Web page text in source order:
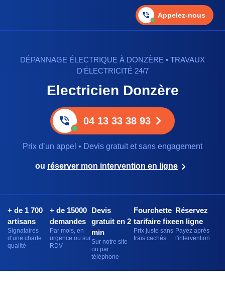
Appelez-nous
DÉPANNAGE ÉLECTRIQUE À DONZÈRE • TRAVAUX
D'ÉLECTRICITÉ 24/7
Electricien Donzère
04 13 33 38 93
Prix d’un appel • Devis gratuit et sans engagement
ou réserver mon intervention en ligne
+ de 1 700
artisans
Signataires
d’une charte
qualité
+ de 15000
demandes
Par mois, en
urgence ou sur
RDV
Devis
gratuit en 2
min
Sur notre site
ou par
téléphone
Fourchette
tarifaire fixe
Prix juste sans
frais cachés
Réservez
en ligne
Payez après
l'intervention